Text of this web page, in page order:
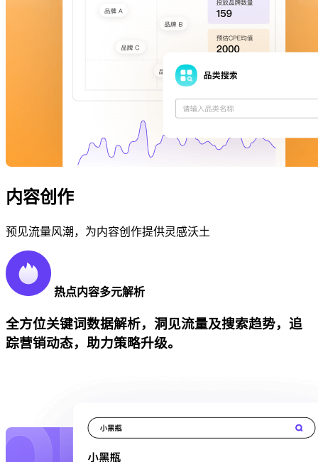
内容创作
预见流量风潮，为内容创作提供灵感沃土
热点内容多元解析
全方位关键词数据解析，洞见流量及搜索趋势，追
踪营销动态，助力策略升级。